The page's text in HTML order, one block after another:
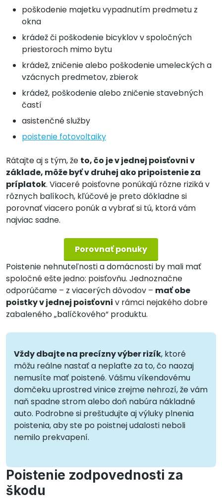
poškodenie majetku vypadnutím predmetu z
okna
krádež či poškodenie bicyklov v spoločných
priestoroch mimo bytu
krádež, zničenie alebo poškodenie umeleckých a
vzácnych predmetov, zbierok
krádež, poškodenie alebo zničenie stavebných
častí
asistenčné služby
poistenie fotovoltaiky
Rátajte aj s tým, že to, čo je v jednej poisťovni v
základe, môže byť v druhej ako pripoistenie za
príplatok. Viaceré poisťovne ponúkajú rôzne riziká v
rôznych balíkoch, kľúčové je preto dôkladne si
porovnať viacero ponúk a vybrať si tú, ktorá vám
najviac sadne.
Porovnať ponuky
Poistenie nehnuteľnosti a domácnosti by mali mať
spoločné ešte jedno: poisťovňu. Jednoznačne
odporúčame – z viacerých dôvodov – mať obe
poistky v jednej poisťovni v rámci nejakého dobre
zabaleného „balíčkového“ produktu.
Vždy dbajte na precízny výber rizík, ktoré
môžu reálne nastať a neplaťte za to, čo naozaj
nemusíte mať poistené. Vášmu víkendovému
domčeku uprostred vinice zrejme nehrozí, že vám
naň spadne strom alebo doň nabúra nákladné
auto. Podrobne si preštudujte aj výluky plnenia
poistenia, aby ste po poistnej udalosti neboli
nemilo prekvapení.
Poistenie zodpovednosti za
škodu